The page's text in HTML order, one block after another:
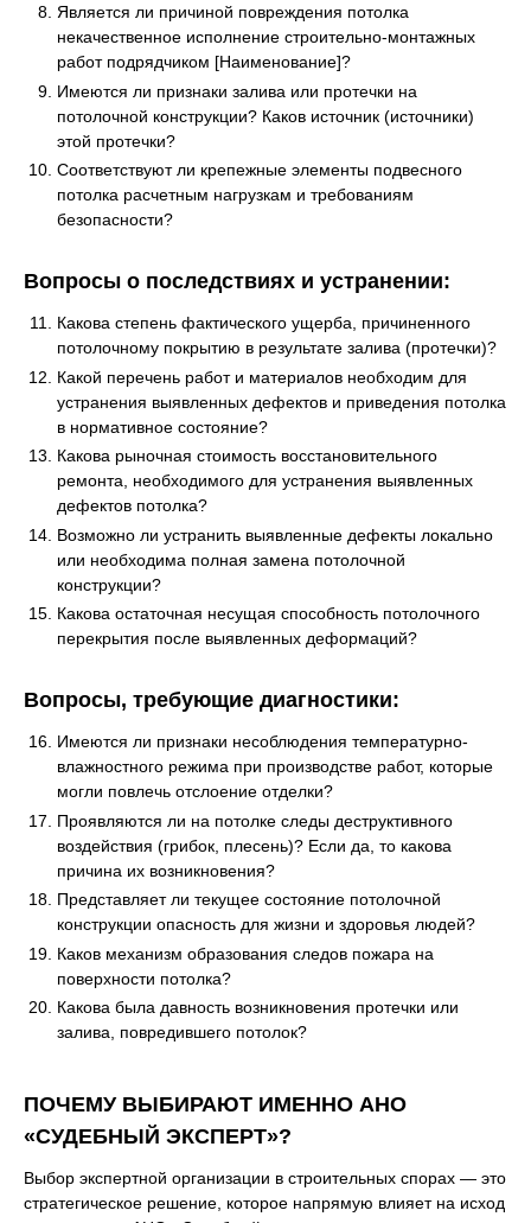
Является ли причиной повреждения потолка
некачественное исполнение строительно-монтажных
работ подрядчиком [Наименование]?
Имеются ли признаки залива или протечки на
потолочной конструкции? Каков источник (источники)
этой протечки?
Соответствуют ли крепежные элементы подвесного
потолка расчетным нагрузкам и требованиям
безопасности?
Вопросы о последствиях и устранении:
Какова степень фактического ущерба, причиненного
потолочному покрытию в результате залива (протечки)?
Какой перечень работ и материалов необходим для
устранения выявленных дефектов и приведения потолка
в нормативное состояние?
Какова рыночная стоимость восстановительного
ремонта, необходимого для устранения выявленных
дефектов потолка?
Возможно ли устранить выявленные дефекты локально
или необходима полная замена потолочной
конструкции?
Какова остаточная несущая способность потолочного
перекрытия после выявленных деформаций?
Вопросы, требующие диагностики:
Имеются ли признаки несоблюдения температурно-
влажностного режима при производстве работ, которые
могли повлечь отслоение отделки?
Проявляются ли на потолке следы деструктивного
воздействия (грибок, плесень)? Если да, то какова
причина их возникновения?
Представляет ли текущее состояние потолочной
конструкции опасность для жизни и здоровья людей?
Каков механизм образования следов пожара на
поверхности потолка?
Какова была давность возникновения протечки или
залива, повредившего потолок?
ПОЧЕМУ ВЫБИРАЮТ ИМЕННО АНО
«СУДЕБНЫЙ ЭКСПЕРТ»?
Выбор экспертной организации в строительных спорах — это
стратегическое решение, которое напрямую влияет на исход